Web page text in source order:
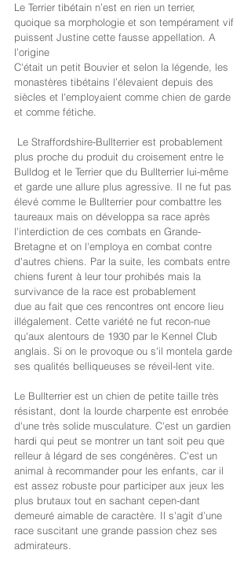
Le Terrier tibétain n’est en rien un terrier,
quoique sa morphologie et son tempérament vif
puissent Justine cette fausse appellation. A
l’origine
C'était un petit Bouvier et selon la légende, les
monastères tibétains l’élevaient depuis des
siècles et l'employaient comme chien de garde
et comme fétiche.
plus proche du produit du croisement entre le
Bulldog et le Terrier que du Bullterrier lui-même
et garde une allure plus agressive. Il ne fut pas
élevé comme le Bullterrier pour combattre les
taureaux mais on développa sa race après
l'interdiction de ces combats en Grande-
Bretagne et on l'employa en combat contre
d'autres chiens. Par la suite, les combats entre
chiens furent à leur tour prohibés mais la
survivance de la race est probablement
due au fait que ces rencontres ont encore lieu
illégalement. Cette variété ne fut recon-nue
qu'aux alentours de 1930 par le Kennel Club
anglais. Si on le provoque ou s'il montela garde
ses qualités belliqueuses se réveil-lent vite.
Le Bullterrier est un chien de petite taille très
résistant, dont la lourde charpente est enrobée
d'une très solide musculature. C'est un gardien
hardi qui peut se montrer un tant soit peu que
relleur à légard de ses congénères. C'est un
animal à recommander pour les enfants, car il
est assez robuste pour participer aux jeux les
plus brutaux tout en sachant cepen-dant
demeuré aimable de caractère. Il s'agit d’une
race suscitant une grande passion chez ses
admirateurs.